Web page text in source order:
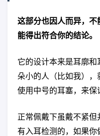
这部分也因人而异，
能得出符合你的结论。
它的设计本来是耳廓
朵小的人（比如我）
使用中号的耳塞，来保
正常佩戴下虽戴不紧
有入耳检测的，如果你